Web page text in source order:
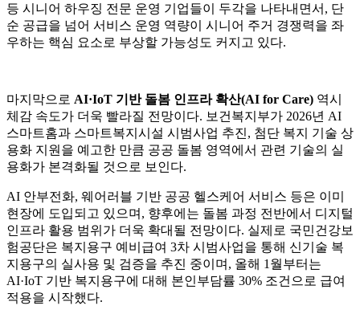
등 시니어 하우징 전문 운영 기업들이 두각을 나타내면서, 단
순 공급을 넘어 서비스 운영 역량이 시니어 주거 경쟁력을 좌
우하는 핵심 요소로 부상할 가능성도 커지고 있다.
마지막으로 AI·IoT 기반 돌봄 인프라 확산(AI for Care) 역시
체감 속도가 더욱 빨라질 전망이다. 보건복지부가 2026년 AI
스마트홈과 스마트복지시설 시범사업 추진, 첨단 복지 기술 상
용화 지원을 예고한 만큼 공공 돌봄 영역에서 관련 기술의 실
용화가 본격화될 것으로 보인다.
AI 안부전화, 웨어러블 기반 공공 헬스케어 서비스 등은 이미
현장에 도입되고 있으며, 향후에는 돌봄 과정 전반에서 디지털
인프라 활용 범위가 더욱 확대될 전망이다. 실제로 국민건강보
험공단은 복지용구 예비급여 3차 시범사업을 통해 신기술 복
지용구의 실사용 및 검증을 추진 중이며, 올해 1월부터는
AI·IoT 기반 복지용구에 대해 본인부담률 30% 조건으로 급여
적용을 시작했다.